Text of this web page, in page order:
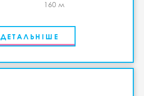
160 м
ДЕТАЛЬНІШЕ